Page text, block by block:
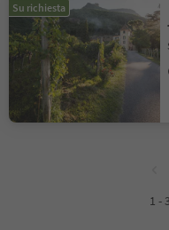
Su richiesta
1 -